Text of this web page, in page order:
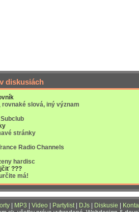
diskusiách
rovnaké slová, iný význam
stránky
Radio Channels
hardisc
???
má!
MP3 Video Partylist| DJs Diskusie